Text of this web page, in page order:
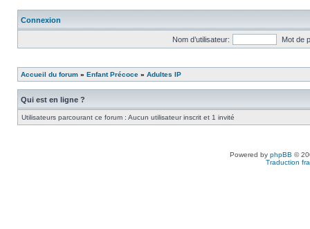
Connexion
Nom d’utilisateur: Mot de
Accueil du forum » Enfant Précoce » Adultes IP
Qui est en ligne ?
Utilisateurs parcourant ce forum : Aucun utilisateur inscrit et 1 invité
Powered by phpBB ©
Traduction